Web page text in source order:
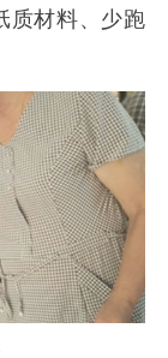
质材料、少跑